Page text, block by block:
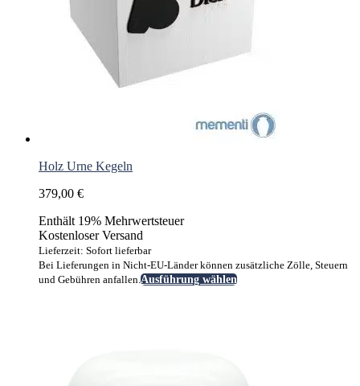
Holz Urne Kegeln
379,00 €
Enthält 19% Mehrwertsteuer
Kostenloser Versand
Lieferzeit: Sofort lieferbar
Bei Lieferungen in Nicht-EU-Länder können zusätzliche Zölle, Steuern
und Gebühren anfallen.Ausführung wählenDieses